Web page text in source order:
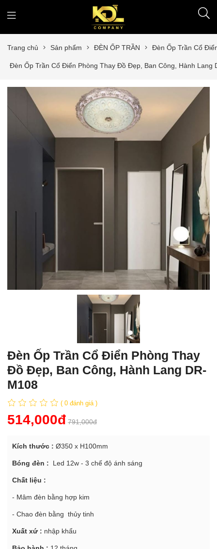
Trang chủ Sản phẩm ĐÈN ỐP TRẦN Đèn Ốp Trần Cổ
Đèn Ốp Trần Cổ Điển Phòng Thay Đồ Đẹp, Ban Công, Hành Lang
Đèn Ốp Trần Cổ Điển Phòng Thay
Đồ Đẹp, Ban Công, Hành Lang DR-
M108
( 0 đánh giá )
514,000đ 791,000đ
Kích thước : Ø350 x H100mm
Bóng đèn : Led 12w - 3 chế độ ánh sáng
Chất liệu :
- Mâm đèn bằng hợp kim
- Chao đèn bằng thủy tinh
Xuất xứ : nhập khẩu